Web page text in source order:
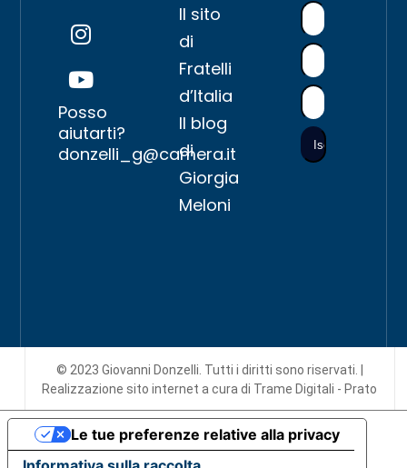
Posso
aiutarti?
donzelli_g@camera.it
Il sito
di
Fratelli
d’Italia
Il blog
di
Giorgia
Meloni
© 2023 Giovanni Donzelli. Tutti i diritti sono riservati. |
Realizzazione sito interneta cura di Trame Digitali - Prato
Le tue preferenze relative alla privacy